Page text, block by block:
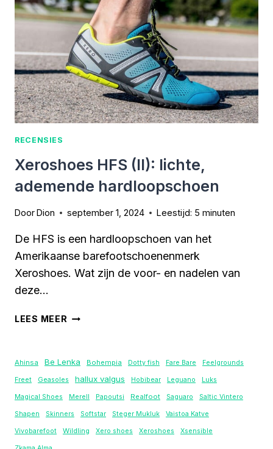
RECENSIES
Xeroshoes HFS (II): lichte,
ademende hardloopschoen
DoorDion september 1, 2024 Leestijd: 5minuten
De HFS is een hardloopschoen van het
Amerikaanse barefootschoenenmerk
Xeroshoes. Wat zijn de voor- en nadelen van
deze…
LEES MEER XEROSHOES
LICHTE,
HARDLOOPSCHOEN
Ahinsa Be Lenka Bohempia Dotty fish Fare Bare Feelgrounds
Freet Geasoles hallux valgus Hobibear Leguano Luks
Magical Shoes Merell Papoutsi Realfoot Saguaro Saltic Vintero
Shapen Skinners Softstar Steger Mukluk Vaistoa Katve
Vivobarefoot Wildling Xero shoes Xeroshoes Xsensible